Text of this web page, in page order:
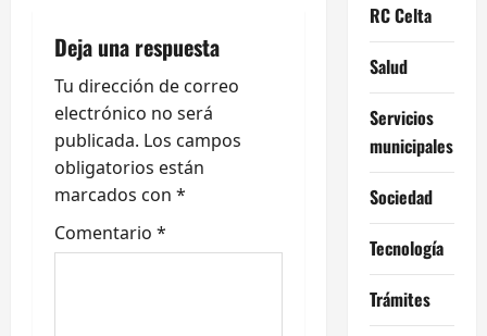
i
ó
n
d
e
Deja una respuesta
Tu dirección de correo
electrónico no será
publicada. Los campos
obligatorios están
marcados con *
Comentario *
RC Celta
Salud
Servicios
municipales
Sociedad
Tecnología
Trámites